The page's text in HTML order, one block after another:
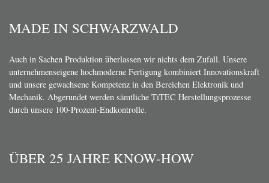
MADE IN SCHWARZWALD
Auch in Sachen Produktion überlassen wir nichts dem Zufall. Unsere
unternehmenseigene hochmoderne Fertigung kombiniert Innovationskraft
und unsere gewachsene Kompetenz in den Bereichen Elektronik und
Mechanik. Abgerundet werden sämtliche TiTEC Herstellungsprozesse
durch unsere 100-Prozent-Endkontrolle.
ÜBER 25 JAHRE KNOW-HOW